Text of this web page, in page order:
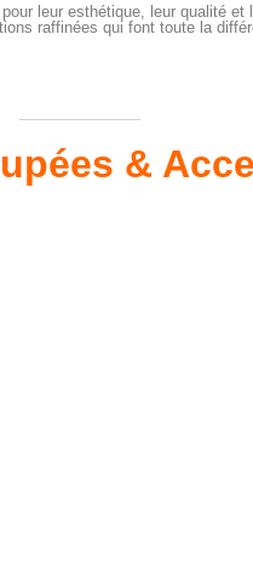
leur esthétique, leur qualité
raffinées qui font toute la
&